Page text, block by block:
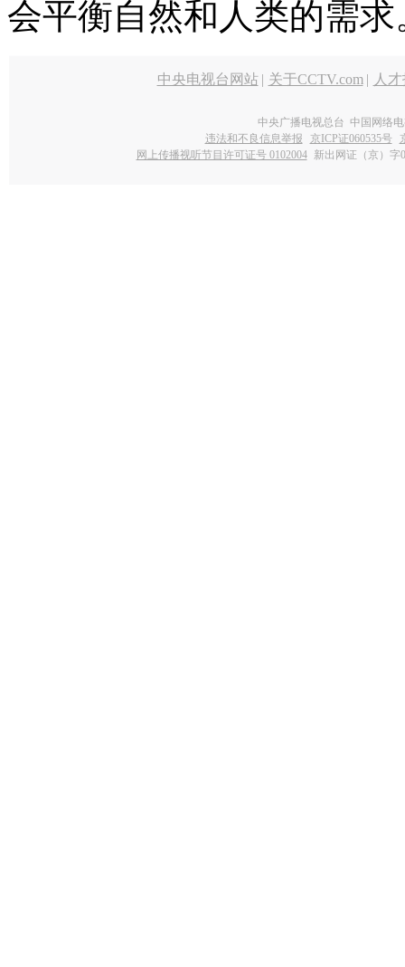
会平衡自然和人类的需求
中央电视台网站 | 关于CCTV.com | 人
中央广播电视总台 中国网络
违法和不良信息举报
京ICP证060535号
网上传播视听节目许可证号 0102004 新出网证（京）